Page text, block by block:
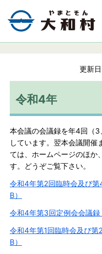
更新
令和4年
本会議の会議録を年4回（
しています。翌本会議開催
ては、ホームページのほか
す。どうぞご覧下さい。
令和4年第2回臨時会及び
B）
令和4年第3回定例会会議録
令和4年第1回臨時会及び
B）